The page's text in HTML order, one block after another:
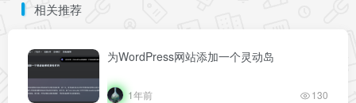
相关推荐
为WordPress网站添加一个灵动岛
1年前 130